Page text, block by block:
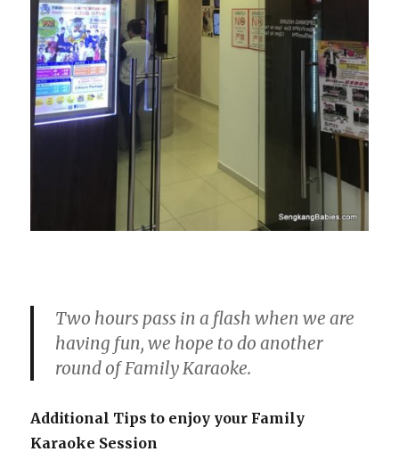
Two hours pass in a flash when we are
having fun, we hope to do another
round of Family Karaoke.
Additional Tips to enjoy your Family
Karaoke Session